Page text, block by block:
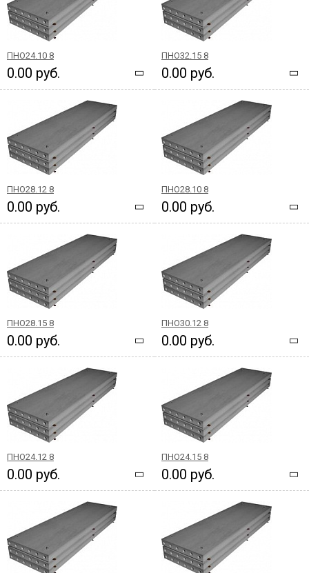
ПНО24.10 8
0.00 руб.
ПНО32.15 8
0.00 руб.
ПНО28.12 8
0.00 руб.
ПНО28.10 8
0.00 руб.
ПНО28.15 8
0.00 руб.
ПНО30.12 8
0.00 руб.
ПНО24.12 8
0.00 руб.
ПНО24.15 8
0.00 руб.